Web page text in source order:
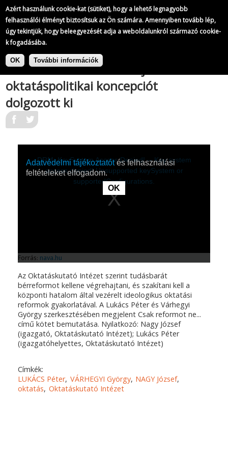
Azért használunk cookie-kat (sütiket), hogy a lehető legnagyobb
felhasználói élményt biztosítsuk az Ön számára. Amennyiben tovább lép,
úgy tekintjük, hogy beleegyezését adja a weboldalunkról származó cookie-
k fogadásába.
OK További információk
Ugrás
A Magyar Televízió híradói
546/823
A Magyar Televízió híradói
Oktatáskutató Intézet új
oktatáspolitikai koncepciót
dolgozott ki
Az Oktatáskutató Intézet szerint tudásbarát
bérreformot kellene végrehajtani, és szakítani kell a
központi hatalom által vezérelt ideologikus oktatási
reformok gyakorlatával. A Lukács Péter és Várhegyi
György szerkesztésében megjelent Csak reformot ne...
című kötet bemutatása. Nyilatkozó: Nagy József
(igazgató, Oktatáskutató Intézet); Lukács Péter
(igazgatóhelyettes, Oktatáskutató Intézet)
Címkék:
LUKÁCS Péter VÁRHEGYI György NAGY József
oktatás Oktatáskutató Intézet